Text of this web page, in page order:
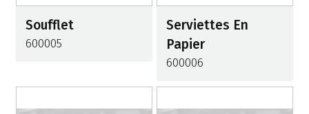
Soufflet
600005
Serviettes En
Papier
600006